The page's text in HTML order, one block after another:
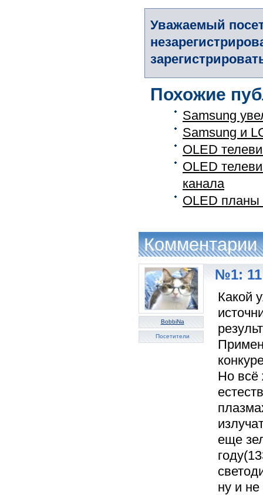
Уважаемый
Похожие
Samsung
Samsung и
OLED
OLED
канала
OLED планы
Комментарии
BobbiNa
Посетители
№1: 11
Какой
Но всё
еще
ну и